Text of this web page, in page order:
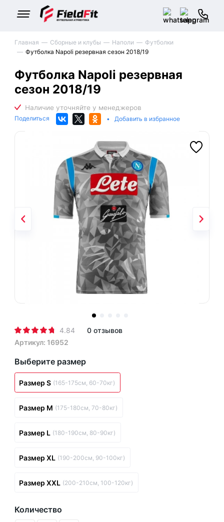
Главная Сборные и клубы Наполи
Футболки
Футболка Napoli резервная сезон 2018/19
Футболка Napoli резервная
сезон 2018/19
Поделиться • Добавить в избранное
4.84
0 отзывов
Артикул: 16952
Выберите размер
Размер S (165-175см, 60-70кг)
Размер M (175-180см, 70-80кг)
Размер L (180-190см, 80-90кг)
Размер XL (190-200см, 90-100кг)
Размер XXL (200-210см, 100-120кг)
Количество